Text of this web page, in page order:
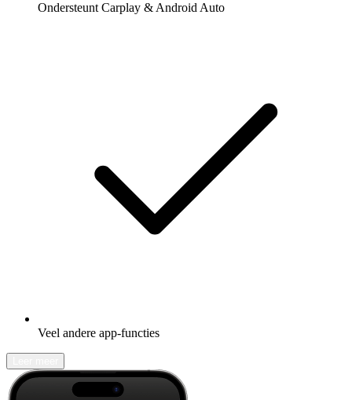
Ondersteunt Carplay & Android Auto
Veel andere app-functies